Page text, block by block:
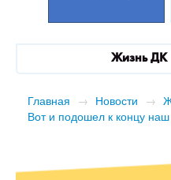
Жизнь ДК
Главная → Новости →
Вот и подошел к концу